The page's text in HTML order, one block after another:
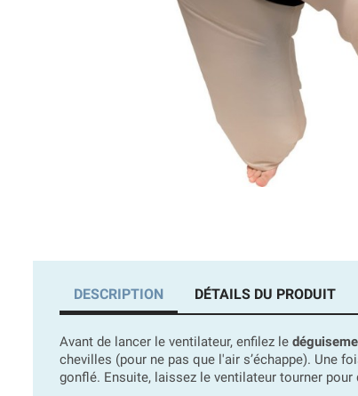
DESCRIPTION DÉTAILS DU PRODUIT
Avant de lancer le ventilateur, enfilez le
chevilles (pour ne pas que l'air s’échappe). Une
gonflé. Ensuite, laissez le ventilateur tourner